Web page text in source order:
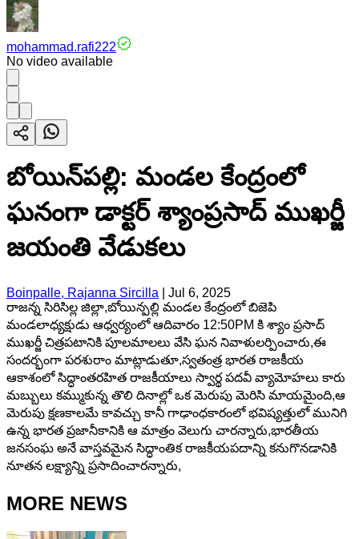
mohammad.rafi222
No video available
బోయిన్‌పల్లి: మండల కేంద్రంలో
ఘనంగా డాక్టర్ శ్యాంప్రసాద్ ముఖర్జీ
జయంతి వేడుకలు
Boinpalle, Rajanna Sircilla
Jul 6, 2025
రాజన్న సిరిసిల్ల జిల్లా,బోయిన్పల్లి మండల కేంద్రంలో బిజెపి
మండలాధ్యక్షుడు ఆధ్వర్యంలో ఆదివారం 12:50PM కి శ్యాం ప్రసాద్
ముఖర్జీ చిత్రపటానికి పూలమాలలు వేసి ఘన నివాళులర్పించారు,ఈ
సందర్భంగా పరశురాం మాట్లాడుతూ,స్వతంత్ర భారత రాజకీయ
ఆకాశంలో సిద్ధాంతరహిత రాజకీయాలు స్వార్థ పదవీ వ్యామోహలు కారు
మబ్బులు కమ్ముకున్న తొలి దినాల్లో ఒక మెరుపు మెరిసి మాయమైంది,ఆ
మెరుపు క్షణకాలమే కావచ్చు కానీ గాఢాంధకారంలో భవిష్యత్తులో మునిగి
ఉన్న భారత ప్రజానీకానికి ఆ మాత్రం వెలుగు చారన్నారు,భారతీయ
జనసంఘ అనే వాస్తవమైన సిద్ధాంతిక రాజకీయపదాన్ని కనుగొనడానికి
నూతన లక్ష్యాన్ని ప్రసాదించారన్నారు,
MORE NEWS